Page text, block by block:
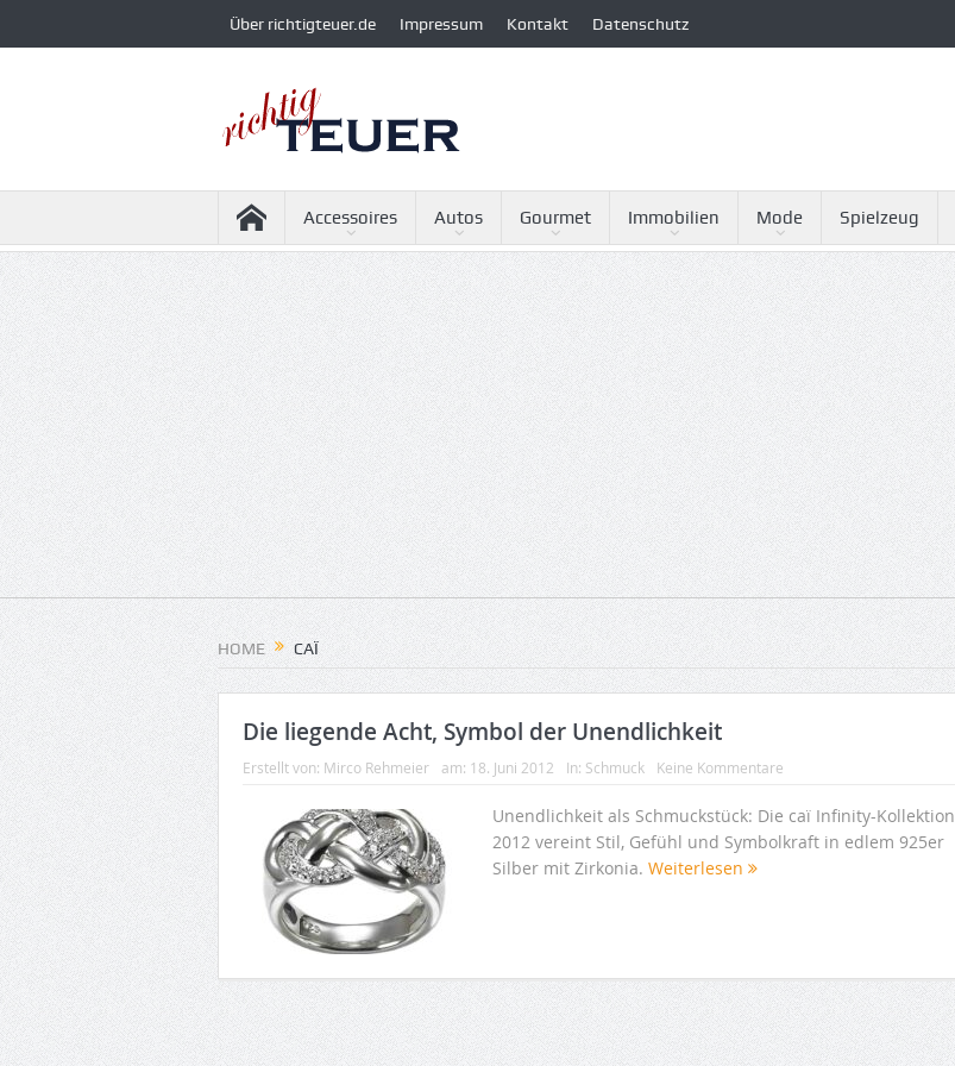
Über richtigteuer.de Impressum Kontakt Datenschutz
Accessoires Autos Gourmet Immobilien Mode Spielzeug
HOME CAÏ
Die liegende Acht, Symbol der Unendlichkeit
Erstellt von: Mirco Rehmeier am: 18. Juni 2012 In: Schmuck Keine Kommentare
Unendlichkeit als Schmuckstück: Die caï Infinity-Kollektion
2012 vereint Stil, Gefühl und Symbolkraft in edlem 925er
Silber mit Zirkonia. Weiterlesen